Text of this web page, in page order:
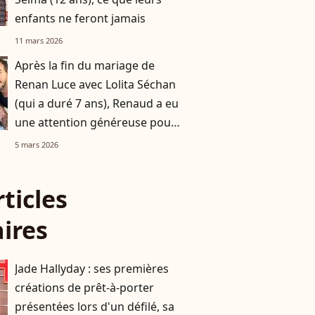
enfants ne feront jamais
11 mars 2026
Après la fin du mariage de
Renan Luce avec Lolita Séchan
(qui a duré 7 ans), Renaud a eu
une attention généreuse pour
sa fille
5 mars 2026
Jade Hallyday : ses premières
créations de prêt-à-porter
présentées lors d'un défilé, sa